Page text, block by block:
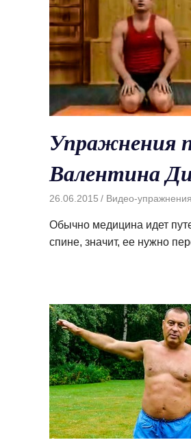
Упражнения
Валентина
26.06.2015 Видео-упражнения
Обычно медицина идет
спине, значит, ее нужно